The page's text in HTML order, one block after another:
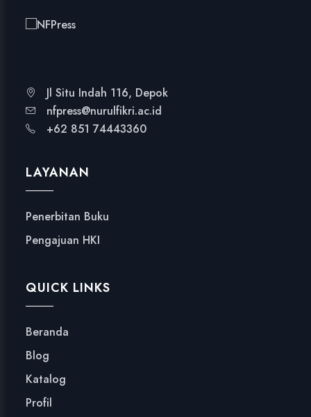
Jl Situ Indah 116, Depok
nfpress@nurulfikri.ac.id
+62 851 74443360
LAYANAN
Penerbitan Buku
Pengajuan HKI
QUICK LINKS
Beranda
Blog
Katalog
Profil